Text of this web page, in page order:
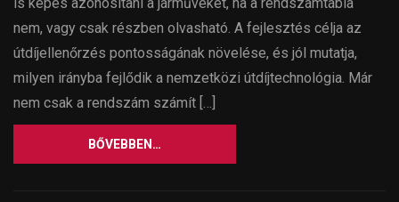
nem, vagy csak részben olvasható. A fejlesztés célja az
útdíjellenőrzés pontosságának növelése, és jól mutatja,
milyen irányba fejlődik a nemzetközi útdíjtechnológia. Már
nem csak a rendszám számít […]
BŐVEBBEN…